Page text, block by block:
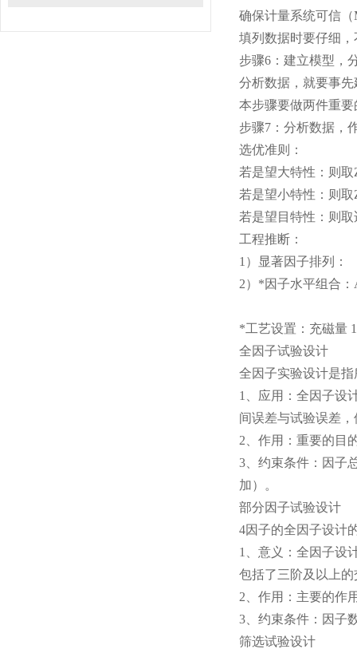
确保计量系统可信
填列数据时要仔细
步骤6：建立模型，
分析数据，就要事
本步骤要做两件重
步骤7：分析数据，
选优准则：
若是望大特性：则
若是望小特性：则
若是望目特性：则
工程推断：
1）显著因子排列
2）*因子水平组合
*工艺设置：充磁量
全因子试验设计
全因子实验设计是
1、应用：全因子设
间误差与试验误差
2、作用：重要的目
3、约束条件：因子
加）。
部分因子试验设计
4因子的全因子设计
1、意义：全因子设
包括了三阶及以上
2、作用：主要的作
3、约束条件：因子
筛选试验设计